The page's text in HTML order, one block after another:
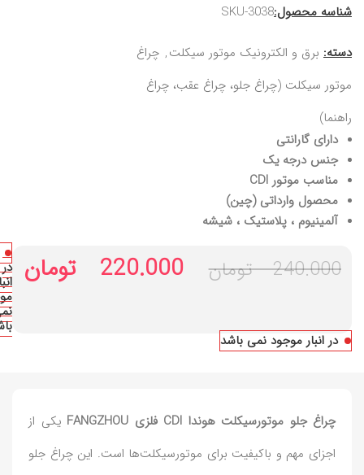
شناسه محصول:SKU-3038
دسته: برق و الکترونیک موتور سیکلت, چراغ‌
موتور سیکلت (چراغ جلو، چراغ عقب، چراغ
راهنما)
دارای گارانتی
جنس درجه یک
مناسب موتور CDI
محصول وارداتی (چین)
آلمینیوم ، پلاستیک ، شیشه
240.000 تومان 220.000 تومان در
در انبار موجود نمی باشد
چراغ جلو موتورسیکلت هوندا CDI فلزی FANGZHOU
یکی از
اجزای مهم و باکیفیت برای موتورسیکلت‌ها است. این چراغ جلو